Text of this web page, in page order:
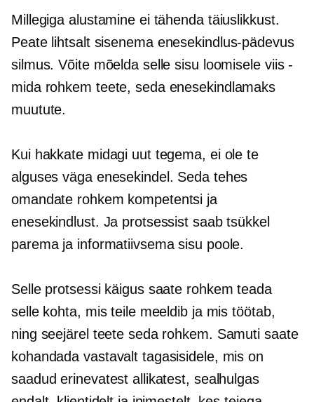
Millegiga alustamine ei tähenda täiuslikkust.
Peate lihtsalt sisenema enesekindlus-pädevus
silmus. Võite mõelda selle sisu loomisele viis -
mida rohkem teete, seda enesekindlamaks
muutute.
Kui hakkate midagi uut tegema, ei ole te
alguses väga enesekindel. Seda tehes
omandate rohkem kompetentsi ja
enesekindlust. Ja protsessist saab tsükkel
parema ja informatiivsema sisu poole.
Selle protsessi käigus saate rohkem teada
selle kohta, mis teile meeldib ja mis töötab,
ning seejärel teete seda rohkem. Samuti saate
kohandada vastavalt tagasisidele, mis on
saadud erinevatest allikatest, sealhulgas